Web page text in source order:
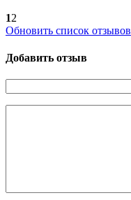
12
Обновить список отзывов
Добавить отзыв